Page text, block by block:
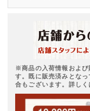
※商品の入荷情報および
す。既に販売済みとな
合もございます。詳しく